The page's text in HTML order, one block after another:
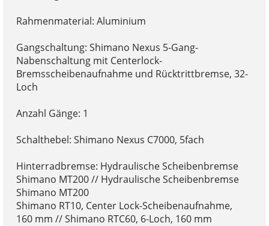
Rahmenmaterial: Aluminium
Gangschaltung: Shimano Nexus 5-Gang-
Nabenschaltung mit Centerlock-
Bremsscheibenaufnahme und Rücktrittbremse, 32-
Loch
Anzahl Gänge: 1
Schalthebel: Shimano Nexus C7000, 5fach
Hinterradbremse: Hydraulische Scheibenbremse
Shimano MT200 // Hydraulische Scheibenbremse
Shimano MT200
Shimano RT10, Center Lock-Scheibenaufnahme,
160 mm // Shimano RTC60, 6-Loch, 160 mm